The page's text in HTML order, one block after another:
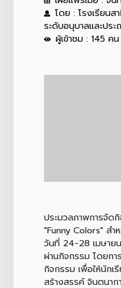
โดย : โรงเรียนส
ระดับอนุบาลและปร
ผู้เข้าชม : 145 คน
ประมวลภาพการจัด
"Funny Colors" สำ
วันที่ 24-28 เมษาย
ผ่านกิจกรรม โดยกา
กิจกรรม เพื่อให้นักเ
สร้างสรรค์ จินตนาก